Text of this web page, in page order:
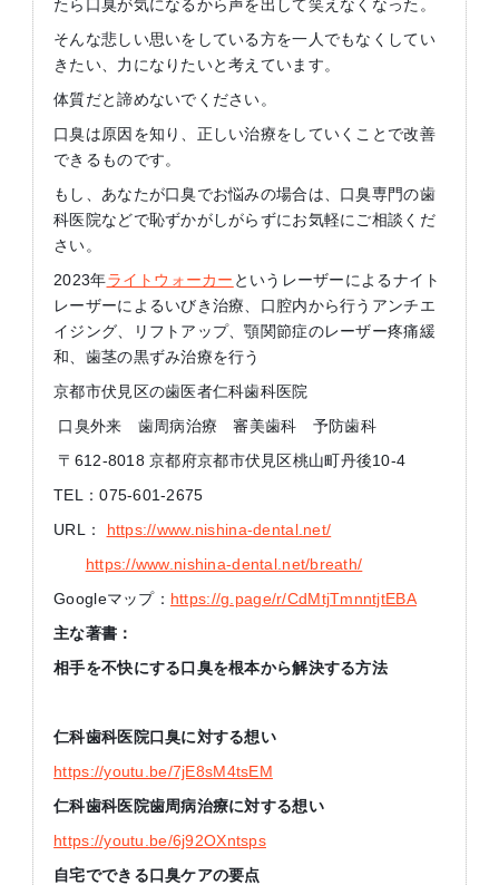
たら口臭が気になるから声を出して笑えなくなった。
そんな悲しい思いをしている方を一人でもなくしてい
きたい、力になりたいと考えています。
体質だと諦めないでください。
口臭は原因を知り、正しい治療をしていくことで改善
できるものです。
もし、あなたが口臭でお悩みの場合は、口臭専門の歯
科医院などで恥ずかがしがらずにお気軽にご相談くだ
さい。
2023年ライトウォーカー というレーザーによるナイト
レーザーによるいびき治療、口腔内から行うアンチエ
イジング、リフトアップ、顎関節症のレーザー疼痛緩
和、歯茎の黒ずみ治療を行う
京都市伏見区の歯医者仁科歯科医院
口臭外来 歯周病治療 審美歯科 予防歯科
〒612-8018 京都府京都市伏見区桃山町丹後10-4
TEL：075-601-2675
URL： https://www.nishina-dental.net/
https://www.nishina-dental.net/breath/
Googleマップ： https://g.page/r/CdMtjTmnntjtEBA
主な著書：
相手を不快にする口臭を根本から解決する方法
仁科歯科医院口臭に対する想い
https://youtu.be/7jE8sM4tsEM
仁科歯科医院歯周病治療に対する想い
https://youtu.be/6j92OXntsps
自宅でできる口臭ケアの要点